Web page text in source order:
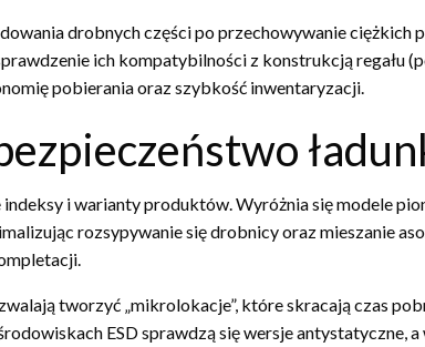
drobnych części po przechowywanie ciężkich
ich kompatybilności z konstrukcją regału
pobierania oraz szybkość inwentaryzacji.
i warianty produktów. Wyróżnia się modele
rozsypywanie się drobnicy oraz mieszanie
tworzyć „mikrolokacje”, które skracają czas
ESD sprawdzą się wersje antystatyczne, a